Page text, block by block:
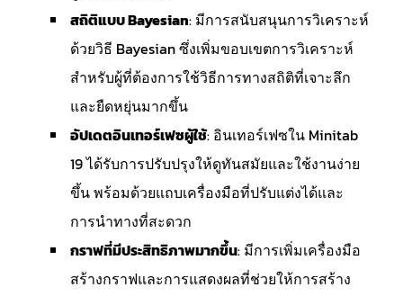
สถิติแบบ Bayesian: มีการสนับสนุนการวิเคราะห์
ด้วยวิธี Bayesian ซึ่งเพิ่มขอบเขตการวิเคราะห์
สำหรับผู้ที่ต้องการใช้วิธีการทางสถิติที่เจาะลึก
และยืดหยุ่นมากขึ้น
อัปเดตอินเทอร์เฟซผู้ใช้: อินเทอร์เฟซใน Minitab
19 ได้รับการปรับปรุงให้ดูทันสมัยและใช้งานง่าย
ขึ้น พร้อมด้วยแถบเครื่องมือที่ปรับแต่งได้และ
การนำทางที่สะดวก
กราฟที่มีประสิทธิภาพมากขึ้น: มีการเพิ่มเครื่องมือ
สร้างกราฟและการแสดงผลที่ช่วยให้การสร้าง